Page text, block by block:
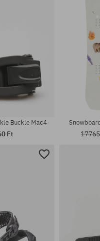
Buckle Mac4
Ft